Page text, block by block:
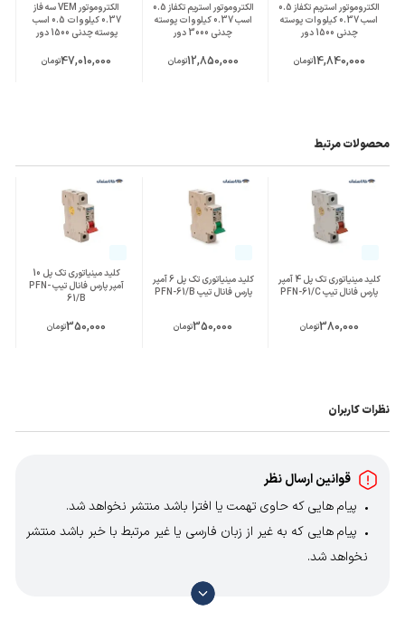
الکتروموتور استریم تکفاز 0.5
اسب 0.37 کیلووات پوسته
چدنی 1500 دور
14,840,000تومان
الکتروموتور استریم تکفاز 0.5
اسب 0.37 کیلووات پوسته
چدنی 3000 دور
12,850,000تومان
الکتروموتور VEM سه فاز
0.37 کیلووات 0.5 اسب
پوسته چدنی 1500 دور
47,010,000تومان
محصولات مرتبط
کلید مینیاتوری تک پل 4 آمپر
پارس فانال تیپ PFN-61/C
380,000تومان
کلید مینیاتوری تک پل 6 آمپر
پارس فانال تیپ PFN-61/B
350,000تومان
کلید مینیاتوری تک پل 10
آمپر پارس فانال تیپ PFN-
61/B
350,000تومان
نظرات کاربران
قوانین ارسال نظر
پیام هایی که حاوی تهمت یا افترا باشد منتشر نخواهد شد.
پیام هایی که به غیر از زبان فارسی یا غیر مرتبط با خبر باشد منتشر
نخواهد شد.
با توجه به آن که امکان موافقت یا مخالفت با محتوای نظرات
وجود دارد، معمولا نظراتی که محتوای مشابه دارند، انتشار نمی‌یابند